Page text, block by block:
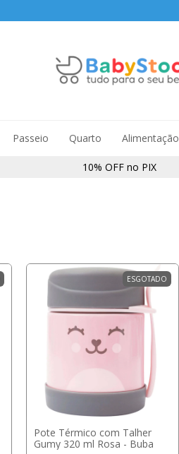
10% OFF no PIX
Passeio Quarto Alimentação
ESGOTADO
Pote Térmico com Talher
Gumy 320 ml Rosa - Buba